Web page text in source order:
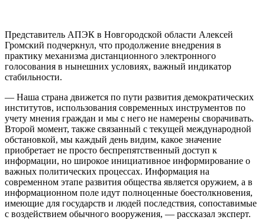
Представитель АПЭК в Новгородской области Алексей
Громский подчеркнул, что продолжение внедрения в
практику механизма дистанционного электронного
голосования в нынешних условиях, важный индикатор
стабильности.
— Наша страна движется по пути развития демократических
институтов, использования современных инструментов по
учету мнения граждан и мы с него не намерены сворачивать.
Второй момент, также связанный с текущей международной
обстановкой, мы каждый день видим, какое значение
приобретает не просто беспрепятственный доступ к
информации, но широкое инициативное информирование о
важных политических процессах. Информация на
современном этапе развития общества является оружием, а в
информационном поле идут полноценные боестолкновения,
имеющие для государств и людей последствия, сопоставимые
с воздействием обычного вооружения, — рассказал эксперт.